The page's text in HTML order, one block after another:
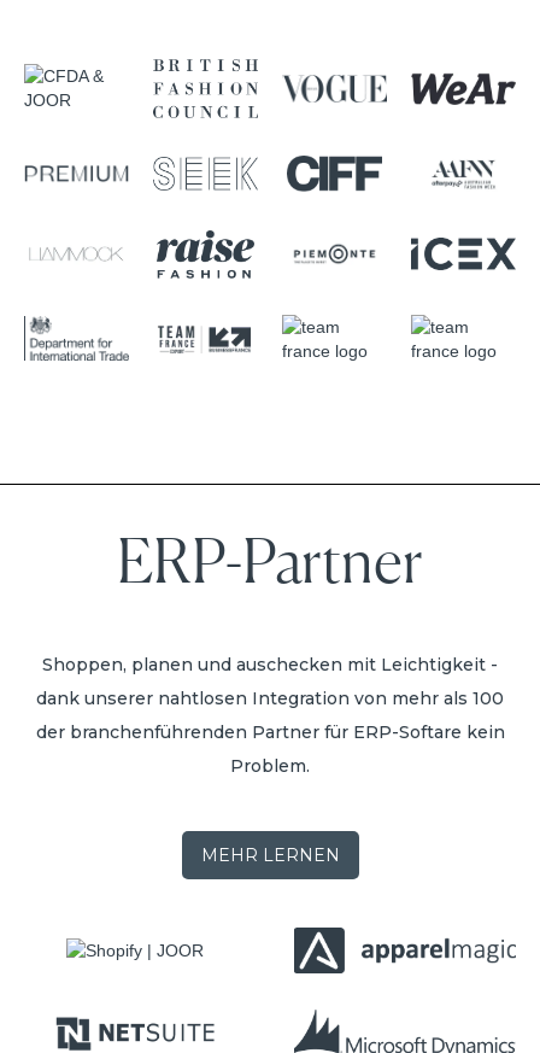
ERP-Partner
Shoppen, planen und auschecken mit Leichtigkeit -
dank unserer nahtlosen Integration von mehr als 100
der branchenführenden Partner für ERP-Softare kein
Problem.
MEHR LERNEN